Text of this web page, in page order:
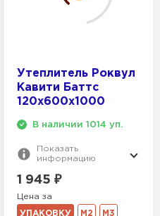
Утеплитель Роквул
Кавити Баттс
120х600х1000
В наличии 1014 уп.
Показать
информацию
1 945 ₽
Цена за
УПАКОВКУ М2 М3
Paroc
Penoplex